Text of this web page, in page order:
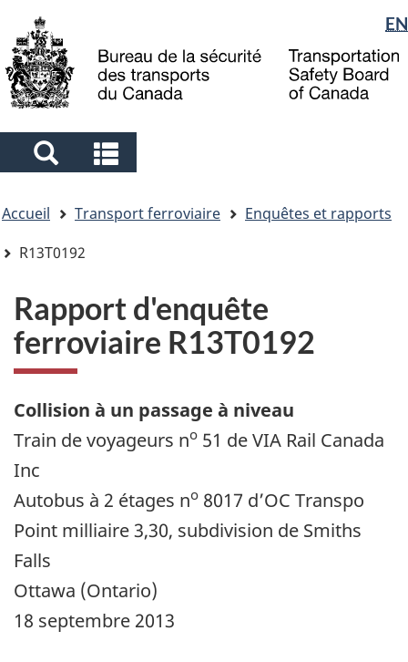
to
main
to
"About
government"
à
la
Sélection
de
la
langue
EN
Search
and
menus
and
menus
êtes
ici
Accueil Transport ferroviaire
Enquêtes et rapports
R13T0192
Rapport d'enquête
ferroviaire R13T0192
Collision à un passage à niveau
Train de voyageurs no 51 de VIA Rail Canada
Inc
Autobus à 2 étages no 8017 d’OC Transpo
Point milliaire 3,30, subdivision de Smiths
Falls
Ottawa (Ontario)
18 septembre 2013